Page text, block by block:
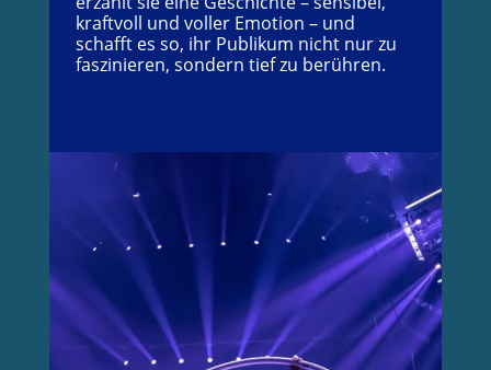
kraftvoll und voller Emotion – und
schafft es so, ihr Publikum nicht nur zu
faszinieren, sondern tief zu berühren.